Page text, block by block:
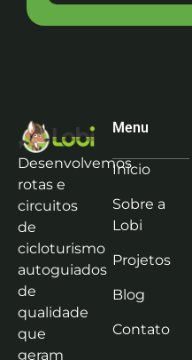
Desenvolvemos
rotas e
circuitos
de
cicloturismo
autoguiados
de
qualidade
que
geram
Menu
Início
Sobre a
Lobi
Projetos
Blog
Contato